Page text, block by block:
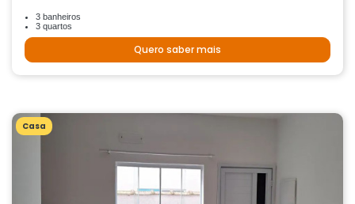
3 banheiros
3 quartos
Quero saber mais
Casa